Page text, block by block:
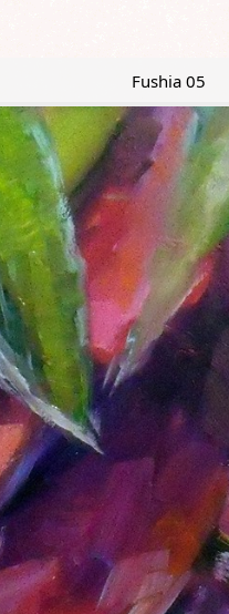
Fushia 05